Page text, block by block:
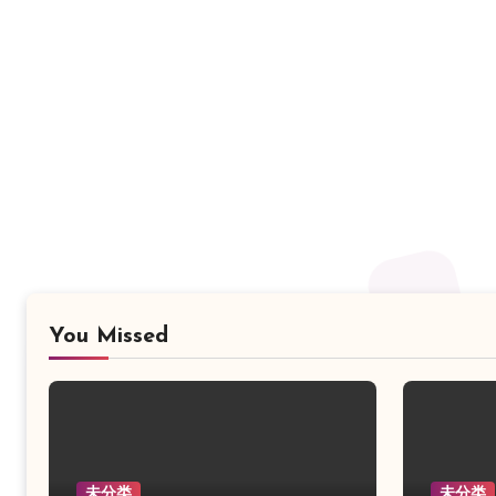
You Missed